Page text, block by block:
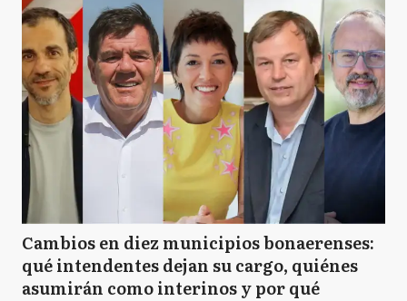
Cambios en diez municipios bonaerenses:
qué intendentes dejan su cargo, quiénes
asumirán como interinos y por qué